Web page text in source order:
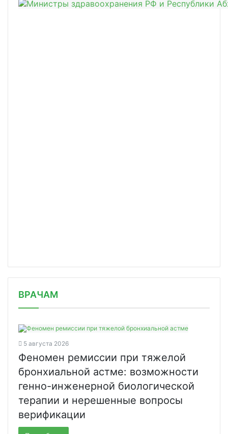
ВРАЧАМ
5 августа 2026
Феномен ремиссии при тяжелой
бронхиальной астме: возможности
генно-инженерной биологической
терапии и нерешенные вопросы
верификации